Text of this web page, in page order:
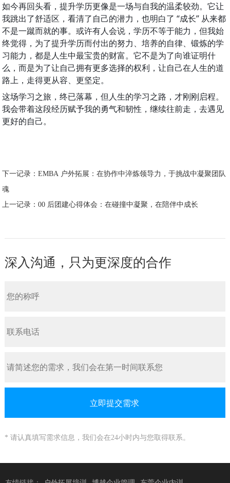
如今再回头看，提升学历更像是一场与自我的温柔较劲。它让
我跳出了舒适区，看清了自己的潜力，也明白了 “成长” 从来都
不是一蹴而就的事。或许有人会说，学历不等于能力，但我始
终觉得，为了提升学历而付出的努力、培养的自律、锻炼的学
习能力，都是人生中最宝贵的财富。它不是为了向谁证明什
么，而是为了让自己拥有更多选择的权利，让自己在人生的道
路上，走得更从容、更坚定。
这场学习之旅，终已落幕，但人生的学习之路，才刚刚启程。
我会带着这段经历赋予我的勇气和韧性，继续往前走，去遇见
更好的自己。
下一记录：EMBA 户外拓展：在协作中淬炼领导力，于挑战中凝聚团队
魂
上一记录：00 后团建心得体会：在碰撞中凝聚，在陪伴中成长
深入沟通，只为更深度的合作
* 请认真填写需求信息，我们会在24小时内与您取得联系。